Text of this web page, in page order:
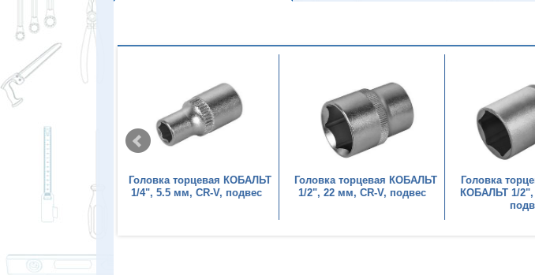
торцевая КОБАЛЬТ
мм, CR-V, подвес
Головка торцевая КОБАЛЬТ
1/4", 5.5 мм, CR-V, подвес
Головка торцевая КОБАЛЬТ
1/2", 22 мм, CR-V, подвес
Головка
КОБАЛЬТ 1/2",